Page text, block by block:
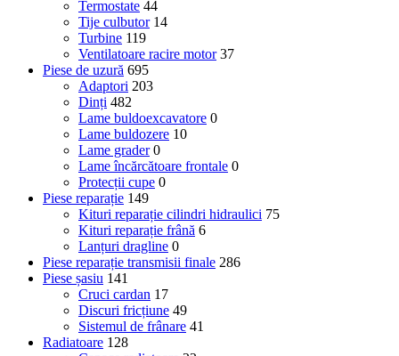
Termostate 44
Tije culbutor 14
Turbine 119
Ventilatoare racire motor 37
Piese de uzură 695
Adaptori 203
Dinți 482
Lame buldoexcavatore 0
Lame buldozere 10
Lame grader 0
Lame încărcătoare frontale 0
Protecții cupe 0
Piese reparație 149
Kituri reparație cilindri hidraulici 75
Kituri reparație frână 6
Lanțuri dragline 0
Piese reparație transmisii finale 286
Piese șasiu 141
Cruci cardan 17
Discuri fricțiune 49
Sistemul de frânare 41
Radiatoare 128